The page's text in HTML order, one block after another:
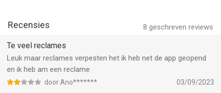
Follow us to get news and updates on our other Award
Winning titles;
https://lionstudios.cc/
Facebook.com/LionStudios.cc
Instagram.com/LionStudioscc
Twitter.com/LionStudiosCC
8 geschreven reviews
Recensies
Te veel reclames
Leuk maar reclames verpesten het ik heb net de app geopend
en ik heb am een reclame
door Ano******* 03/09/2023